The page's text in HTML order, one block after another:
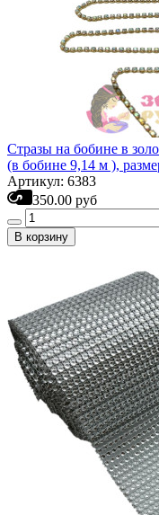
Стразы на бобине в
(в бобине 9,14 м ),
Артикул: 6383
350.00 руб
В корзину